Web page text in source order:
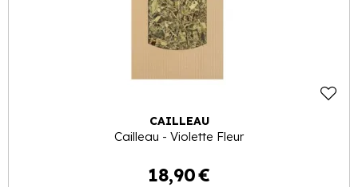
CAILLEAU
Cailleau - Violette Fleur
18,90€